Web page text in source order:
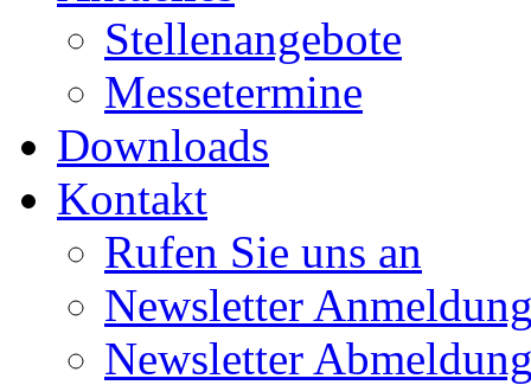
Stellenangebote
Messetermine
Downloads
Kontakt
Rufen Sie uns an
Newsletter
Newsletter